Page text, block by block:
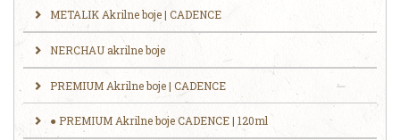
METALIK Akrilne boje | CADENCE
NERCHAU akrilne boje
PREMIUM Akrilne boje | CADENCE
● PREMIUM Akrilne boje CADENCE | 120ml